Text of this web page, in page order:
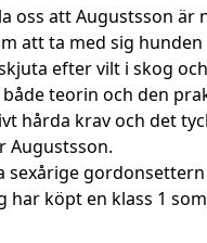
oss att Augustsson
att ta med sig
efter vilt i skog
teorin och den
hårda krav och det
Augustsson.
sexårige
har köpt en klass 1